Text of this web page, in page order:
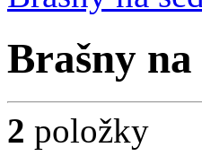
Brašny
2 položky